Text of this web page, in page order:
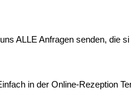
ALLE Anfragen senden, die
in der Online-Rezeption